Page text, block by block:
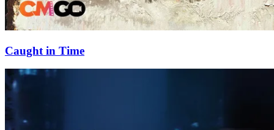
Caught in Time